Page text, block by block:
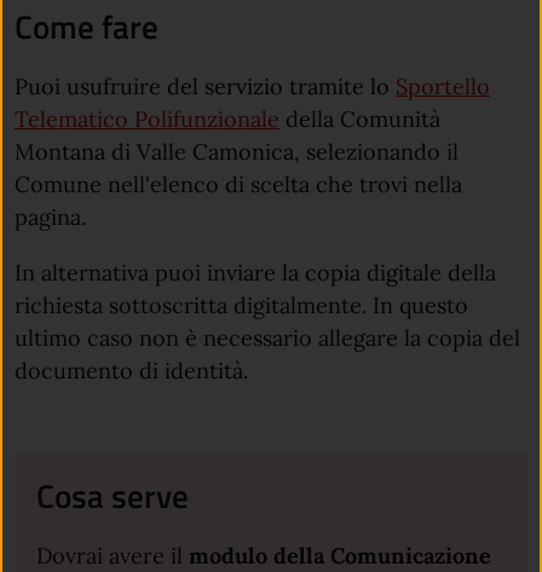
Come fare
Puoi usufruire del servizio tramite lo Sportello
Telematico Polifunzionale della Comunità
Montana di Valle Camonica, selezionando il
Comune nell'elenco di scelta che trovi nella
pagina.
In alternativa puoi inviare la copia digitale della
richiesta sottoscritta digitalmente. In questo
ultimo caso non è necessario allegare la copia del
documento di identità.
Cosa serve
Dovrai avere il modulo della Comunicazione